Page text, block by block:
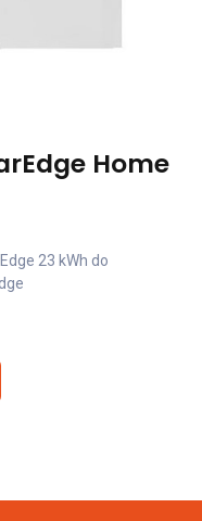
Home
23 kWh do